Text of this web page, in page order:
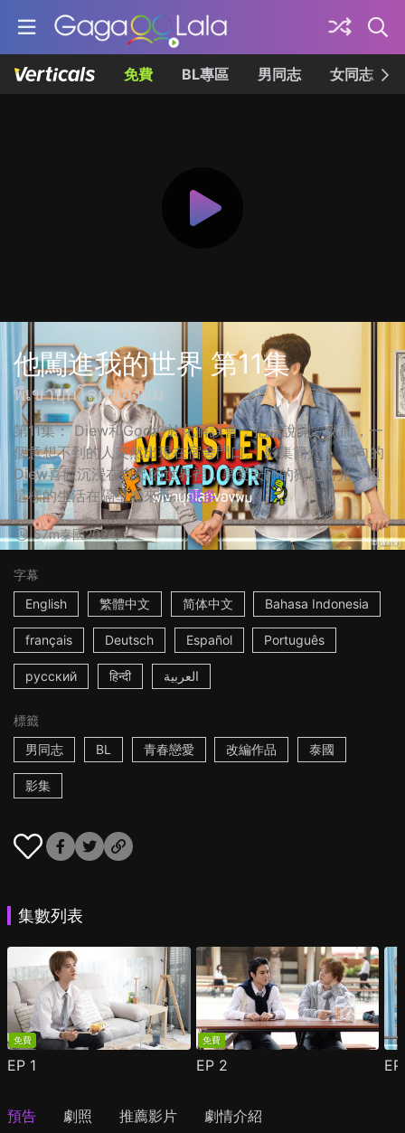
免費 BL專區 男同志 女同志
他闖進我的世界 第11集
พี่เขาบุกโลกของผม
第11集： Diew和God終於化解誤會，把話說開。然而，一
個意想不到的人突然出現在宿舍門口。 影集簡介： 內向的
Diew喜歡沉浸在自己的世界裡，享受安靜的獨處時光，但
這樣的生活在隔壁搬來活... 更多
57m泰國2024
字幕
English
繁體中文 简体中文 Bahasa Indonesia
français Deutsch Español Português
русский हिन्दी العربية
標籤
男同志
BL 青春戀愛 改編作品 泰國
影集
集數列表
免費
EP 1
免費
EP 2
預告 劇照 推薦影片 劇情介紹